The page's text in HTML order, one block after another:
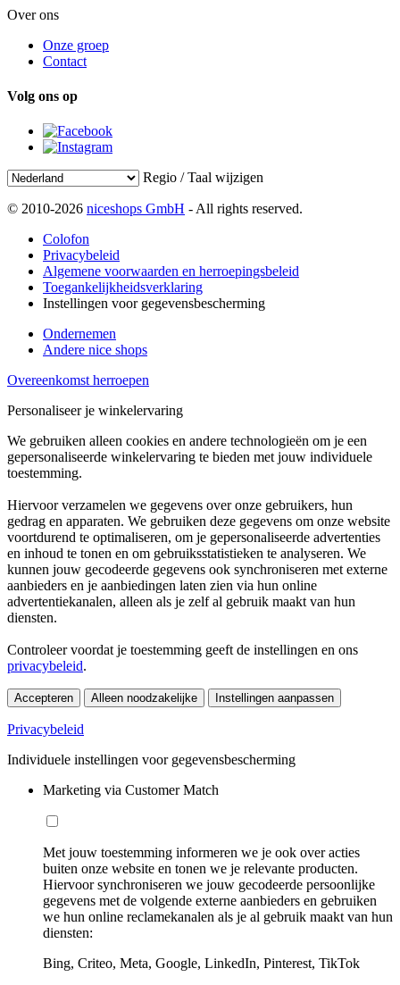
Over ons
Onze groep
Contact
Volg ons op
Regio / Taal wijzigen
© 2010-2026 niceshops GmbH - All rights reserved.
Colofon
Privacybeleid
Algemene voorwaarden en herroepingsbeleid
Toegankelijkheidsverklaring
Instellingen voor gegevensbescherming
Ondernemen
Andere nice shops
Overeenkomst herroepen
Personaliseer je winkelervaring
We gebruiken alleen cookies en andere technologieën om je een
gepersonaliseerde winkelervaring te bieden met jouw individuele
toestemming.
Hiervoor verzamelen we gegevens over onze gebruikers, hun
gedrag en apparaten. We gebruiken deze gegevens om onze website
voortdurend te optimaliseren, om je gepersonaliseerde advertenties
en inhoud te tonen en om gebruiksstatistieken te analyseren. We
kunnen jouw gecodeerde gegevens ook synchroniseren met externe
aanbieders en je aanbiedingen laten zien via hun online
advertentiekanalen, alleen als je zelf al gebruik maakt van hun
diensten.
Controleer voordat je toestemming geeft de instellingen en ons
privacybeleid.
Accepteren Alleen noodzakelijke Instellingen aanpassen
Privacybeleid
Individuele instellingen voor gegevensbescherming
Marketing via Customer Match
Met jouw toestemming informeren we je ook over acties
buiten onze website en tonen we je relevante producten.
Hiervoor synchroniseren we jouw gecodeerde persoonlijke
gegevens met de volgende externe aanbieders en gebruiken
we hun online reclamekanalen als je al gebruik maakt van hun
diensten:
Bing, Criteo, Meta, Google, LinkedIn, Pinterest, TikTok